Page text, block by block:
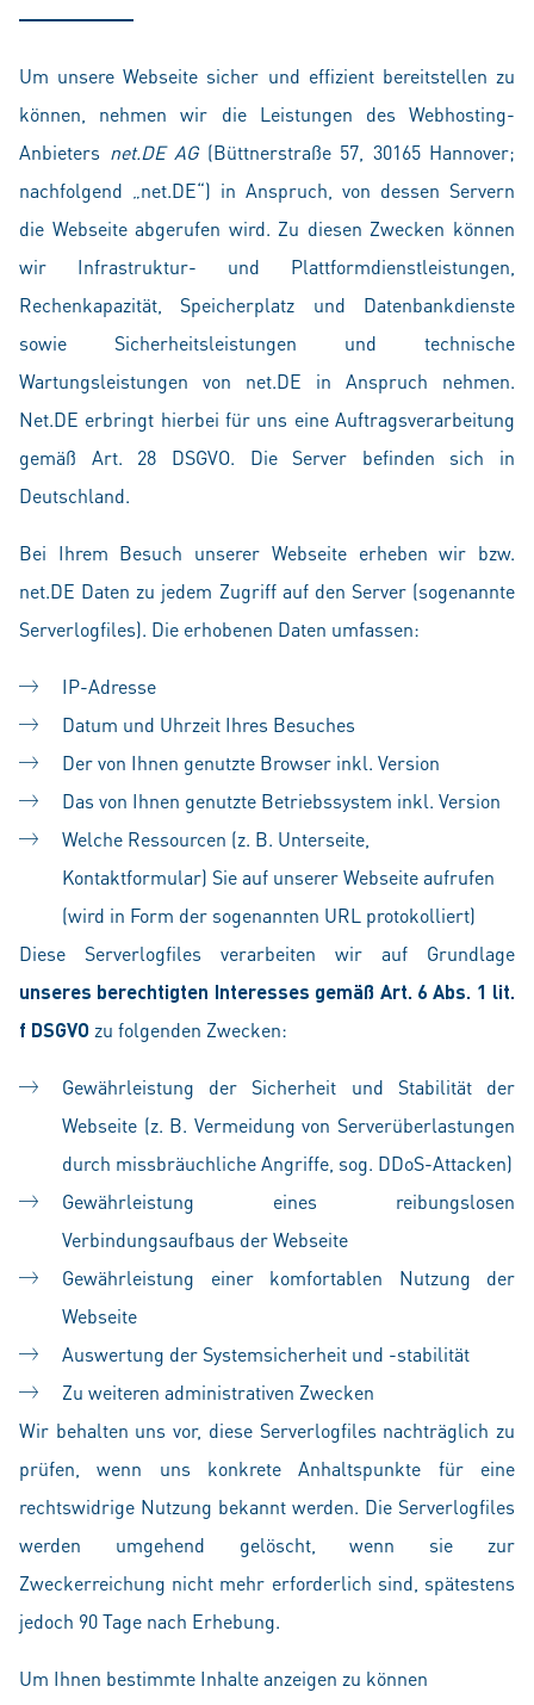
Um unsere Webseite sicher und effizient bereitstellen zu
können, nehmen wir die Leistungen des Webhosting-
Anbieters net.DE AG(Büttnerstraße 57, 30165 Hannover;
nachfolgend „net.DE“) in Anspruch, von dessen Servern
die Webseite abgerufen wird. Zu diesen Zwecken können
wir Infrastruktur- und Plattformdienstleistungen,
Rechenkapazität, Speicherplatz und Datenbankdienste
sowie Sicherheitsleistungen und technische
Wartungsleistungen von net.DE in Anspruch nehmen.
Net.DE erbringt hierbei für uns eine Auftragsverarbeitung
gemäß Art. 28 DSGVO. Die Server befinden sich in
Deutschland.
Bei Ihrem Besuch unserer Webseite erheben wir bzw.
net.DE Daten zu jedem Zugriff auf den Server (sogenannte
Serverlogfiles). Die erhobenen Daten umfassen:
IP-Adresse
Datum und Uhrzeit Ihres Besuches
Der von Ihnen genutzte Browser inkl. Version
Das von Ihnen genutzte Betriebssystem inkl. Version
Welche Ressourcen (z. B. Unterseite,
Kontaktformular) Sie auf unserer Webseite aufrufen
(wird in Form der sogenannten URL protokolliert)
Diese Serverlogfiles verarbeiten wir auf Grundlage
unseres berechtigten Interesses gemäß Art. 6 Abs. 1 lit.
f DSGVO zu folgenden Zwecken:
Gewährleistung der Sicherheit und Stabilität der
Webseite (z. B. Vermeidung von Serverüberlastungen
durch missbräuchliche Angriffe, sog. DDoS-Attacken)
Gewährleistung eines reibungslosen
Verbindungsaufbaus der Webseite
Gewährleistung einer komfortablen Nutzung der
Webseite
Auswertung der Systemsicherheit und -stabilität
Zu weiteren administrativen Zwecken
Wir behalten uns vor, diese Serverlogfiles nachträglich zu
prüfen, wenn uns konkrete Anhaltspunkte für eine
rechtswidrige Nutzung bekannt werden. Die Serverlogfiles
werden umgehend gelöscht, wenn sie zur
Zweckerreichung nicht mehr erforderlich sind, spätestens
jedoch 90 Tage nach Erhebung.
Um Ihnen bestimmte Inhalte anzeigen zu können